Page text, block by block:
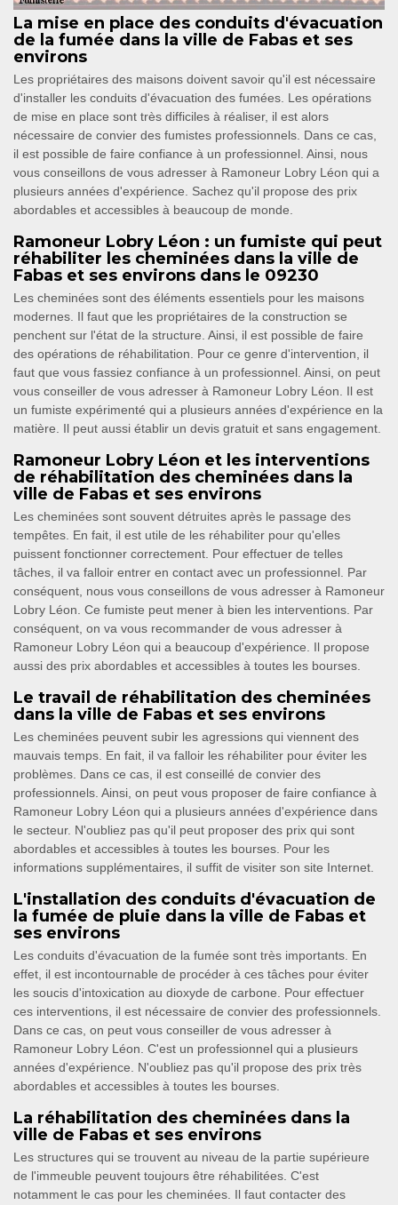
La mise en place des conduits d'évacuation
de la fumée dans la ville de Fabas et ses
environs
Les propriétaires des maisons doivent savoir qu'il est nécessaire
d'installer les conduits d'évacuation des fumées. Les opérations
de mise en place sont très difficiles à réaliser, il est alors
nécessaire de convier des fumistes professionnels. Dans ce cas,
il est possible de faire confiance à un professionnel. Ainsi, nous
vous conseillons de vous adresser à Ramoneur Lobry Léon qui a
plusieurs années d'expérience. Sachez qu'il propose des prix
abordables et accessibles à beaucoup de monde.
Ramoneur Lobry Léon : un fumiste qui peut
réhabiliter les cheminées dans la ville de
Fabas et ses environs dans le 09230
Les cheminées sont des éléments essentiels pour les maisons
modernes. Il faut que les propriétaires de la construction se
penchent sur l'état de la structure. Ainsi, il est possible de faire
des opérations de réhabilitation. Pour ce genre d'intervention, il
faut que vous fassiez confiance à un professionnel. Ainsi, on peut
vous conseiller de vous adresser à Ramoneur Lobry Léon. Il est
un fumiste expérimenté qui a plusieurs années d'expérience en la
matière. Il peut aussi établir un devis gratuit et sans engagement.
Ramoneur Lobry Léon et les interventions
de réhabilitation des cheminées dans la
ville de Fabas et ses environs
Les cheminées sont souvent détruites après le passage des
tempêtes. En fait, il est utile de les réhabiliter pour qu'elles
puissent fonctionner correctement. Pour effectuer de telles
tâches, il va falloir entrer en contact avec un professionnel. Par
conséquent, nous vous conseillons de vous adresser à Ramoneur
Lobry Léon. Ce fumiste peut mener à bien les interventions. Par
conséquent, on va vous recommander de vous adresser à
Ramoneur Lobry Léon qui a beaucoup d'expérience. Il propose
aussi des prix abordables et accessibles à toutes les bourses.
Le travail de réhabilitation des cheminées
dans la ville de Fabas et ses environs
Les cheminées peuvent subir les agressions qui viennent des
mauvais temps. En fait, il va falloir les réhabiliter pour éviter les
problèmes. Dans ce cas, il est conseillé de convier des
professionnels. Ainsi, on peut vous proposer de faire confiance à
Ramoneur Lobry Léon qui a plusieurs années d'expérience dans
le secteur. N'oubliez pas qu'il peut proposer des prix qui sont
abordables et accessibles à toutes les bourses. Pour les
informations supplémentaires, il suffit de visiter son site Internet.
L'installation des conduits d'évacuation de
la fumée de pluie dans la ville de Fabas et
ses environs
Les conduits d'évacuation de la fumée sont très importants. En
effet, il est incontournable de procéder à ces tâches pour éviter
les soucis d'intoxication au dioxyde de carbone. Pour effectuer
ces interventions, il est nécessaire de convier des professionnels.
Dans ce cas, on peut vous conseiller de vous adresser à
Ramoneur Lobry Léon. C'est un professionnel qui a plusieurs
années d'expérience. N'oubliez pas qu'il propose des prix très
abordables et accessibles à toutes les bourses.
La réhabilitation des cheminées dans la
ville de Fabas et ses environs
Les structures qui se trouvent au niveau de la partie supérieure
de l'immeuble peuvent toujours être réhabilitées. C'est
notamment le cas pour les cheminées. Il faut contacter des